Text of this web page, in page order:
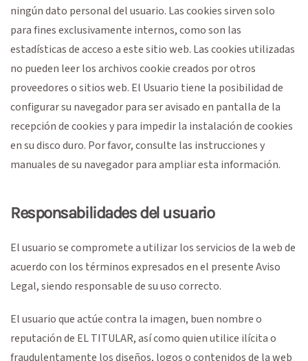
ningún dato personal del usuario. Las cookies sirven solo
para fines exclusivamente internos, como son las
estadísticas de acceso a este sitio web. Las cookies utilizadas
no pueden leer los archivos cookie creados por otros
proveedores o sitios web. El Usuario tiene la posibilidad de
configurar su navegador para ser avisado en pantalla de la
recepción de cookies y para impedir la instalación de cookies
en su disco duro. Por favor, consulte las instrucciones y
manuales de su navegador para ampliar esta información.
Responsabilidades del usuario
El usuario se compromete a utilizar los servicios de la web de
acuerdo con los términos expresados en el presente Aviso
Legal, siendo responsable de su uso correcto.
El usuario que actúe contra la imagen, buen nombre o
reputación de EL TITULAR, así como quien utilice ilícita o
fraudulentamente los diseños, logos o contenidos de la web